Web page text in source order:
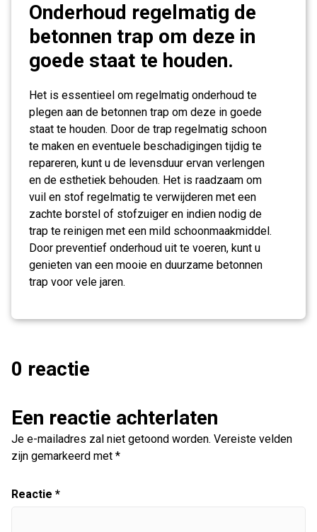
Onderhoud regelmatig de
betonnen trap om deze in
goede staat te houden.
Het is essentieel om regelmatig onderhoud te
plegen aan de betonnen trap om deze in goede
staat te houden. Door de trap regelmatig schoon
te maken en eventuele beschadigingen tijdig te
repareren, kunt u de levensduur ervan verlengen
en de esthetiek behouden. Het is raadzaam om
vuil en stof regelmatig te verwijderen met een
zachte borstel of stofzuiger en indien nodig de
trap te reinigen met een mild schoonmaakmiddel.
Door preventief onderhoud uit te voeren, kunt u
genieten van een mooie en duurzame betonnen
trap voor vele jaren.
0 reactie
Een reactie achterlaten
Je e-mailadres zal niet getoond worden. Vereiste velden
zijn gemarkeerd met *
Reactie *